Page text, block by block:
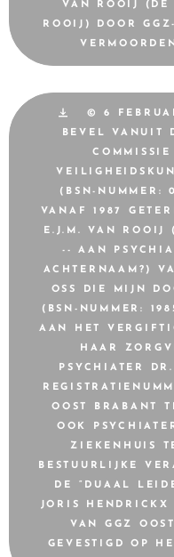
VAN ROOIJ (DE
ROOIJ) DOOR
© 6
BEVEL VANUIT
COMMISSIE
(BSN-NUMMER:
VANAF 1987
E.J.M. VAN ROOIJ
-- AAN
ACHTERNAAM?)
OSS DIE MIJN
(BSN-NUMMER:
AAN HET
HAAR
PSYCHIATER
OOST BRABANT
OOK
ZIEKENHUIS
BESTUURLIJKE
DE “DUAAL
JORIS
VAN GGZ
GEVESTIGD OP